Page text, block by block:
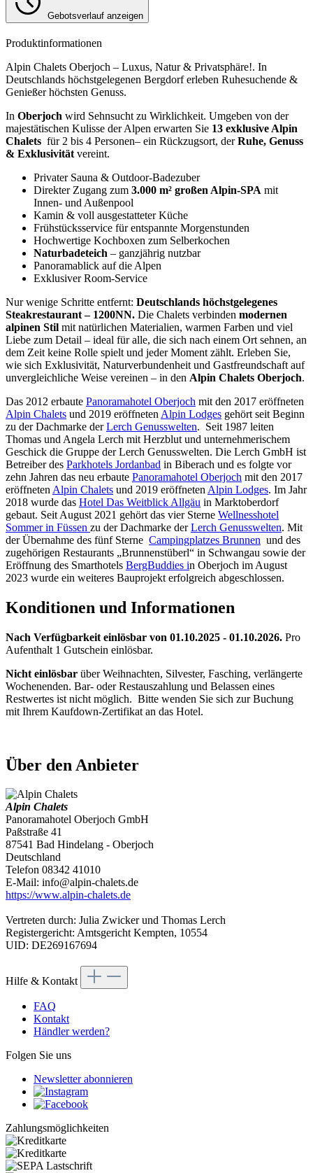
Gebotsverlauf anzeigen
Produktinformationen
Alpin Chalets Oberjoch – Luxus, Natur & Privatsphäre!. In
Deutschlands höchstgelegenen Bergdorf erleben Ruhesuchende &
Genießer höchsten Genuss.
In Oberjoch wird Sehnsucht zu Wirklichkeit. Umgeben von der
majestätischen Kulisse der Alpen erwarten Sie 13 exklusive Alpin
Chalets für 2 bis 4 Personen– ein Rückzugsort, derRuhe, Genuss
& Exklusivität vereint.
Privater Sauna & Outdoor-Badezuber
Direkter Zugang zum 3.000 m² großen Alpin-SPA mit
Innen- und Außenpool
Kamin & voll ausgestatteter Küche
Frühstücksservice für entspannte Morgenstunden
Hochwertige Kochboxen zum Selberkochen
Naturbadeteich – ganzjährig nutzbar
Panoramablick auf die Alpen
Exklusiver Room-Service
Nur wenige Schritte entfernt: Deutschlands höchstgelegenes
Steakrestaurant – 1200NN. Die Chalets verbinden modernen
alpinen Stil mit natürlichen Materialien, warmen Farben und viel
Liebe zum Detail – ideal für alle, die sich nach einem Ort sehnen, an
dem Zeit keine Rolle spielt und jeder Moment zählt. Erleben Sie,
wie sich Exklusivität, Naturverbundenheit und Gastfreundschaft auf
unvergleichliche Weise vereinen – in den Alpin Chalets Oberjoch.
Das 2012 erbaute Panoramahotel Oberjoch mit den 2017 eröffneten
Alpin Chalets und 2019 eröffneten Alpin Lodges gehört seit Beginn
zu der Dachmarke derLerch Genusswelten. Seit 1987 leiten
Thomas und Angela Lerch mit Herzblut und unternehmerischem
Geschick die Gruppe der Lerch Genusswelten. Die Lerch GmbH ist
Betreiber des Parkhotels Jordanbad in Biberach und es folgte vor
zehn Jahren das neu erbaute Panoramahotel Oberjoch mit den 2017
eröffneten Alpin Chalets und 2019 eröffneten Alpin Lodges. Im Jahr
2018 wurde das Hotel Das Weitblick Allgäu in Marktoberdorf
gebaut. Seit August 2021 gehört das vier Sterne Wellnesshotel
Sommer in Füssen zu der Dachmarke derLerch Genusswelten. Mit
der Übernahme des fünf Sterne Campingplatzes Brunnen und des
zugehörigen Restaurants „Brunnenstüberl“ in Schwangau sowie der
Eröffnung des Smarthotels BergBuddies in Oberjoch im August
2023 wurde ein weiteres Bauprojekt erfolgreich abgeschlossen.
Konditionen und Informationen
Nach Verfügbarkeit einlösbar von 01.10.2025 - 01.10.2026. Pro
Aufenthalt 1 Gutschein einlösbar.
Nicht einlösbar über Weihnachten, Silvester, Fasching, verlängerte
Wochenenden. Bar- oder Restauszahlung und Belassen eines
Restwertes ist nicht möglich. Bitte wenden Sie sich zur Buchung
mit Ihrem Kaufdown-Zertifikat an das Hotel.
Über den Anbieter
Alpin Chalets
Panoramahotel Oberjoch GmbH
Paßstraße 41
87541 Bad Hindelang - Oberjoch
Deutschland
Telefon 08342 41010
E-Mail: info@alpin-chalets.de
https://www.alpin-chalets.de
Vertreten durch: Julia Zwicker und Thomas Lerch
Registergericht: Amtsgericht Kempten, 10554
UID: DE269167694
Hilfe & Kontakt
FAQ
Kontakt
Händler werden?
Folgen Sie uns
Newsletter abonnieren
Zahlungsmöglichkeiten